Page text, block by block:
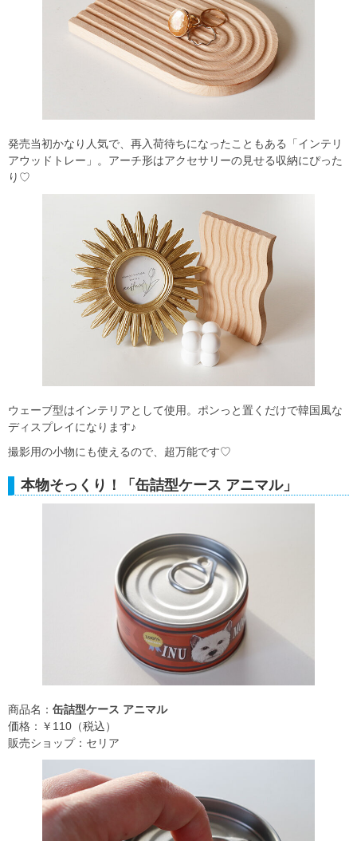
発売当初かなり人気で、再入荷待ちになったこともある「インテリ
アウッドトレー」。アーチ形はアクセサリーの見せる収納にぴった
り♡
ウェーブ型はインテリアとして使用。ポンっと置くだけで韓国風な
ディスプレイになります♪
撮影用の小物にも使えるので、超万能です♡
本物そっくり！「缶詰型ケース アニマル」
商品名： 缶詰型ケース アニマル
価格：￥110（税込）
販売ショップ：セリア